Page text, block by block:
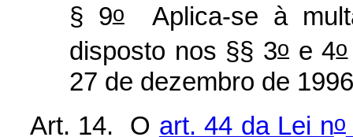
§ 9oAplica-se à
disposto nos §§ 3o e 4o
27 de dezembro de
Art. 14. O art. 44 da Lei no